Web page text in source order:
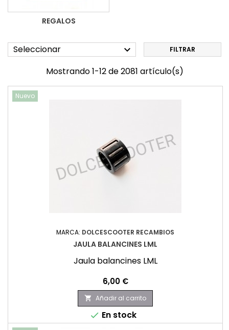
REGALOS
Seleccionar  FILTRAR
Mostrando 1-12 de 2081 artículo(s)
Nuevo
MARCA: DOLCESCOOTER RECAMBIOS
JAULA BALANCINES LML
Jaula balancines LML
Precio
6,00 €
 Añadir al carrito
 En stock